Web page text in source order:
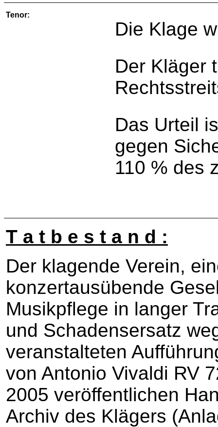
Tenor:
Die Klage
Der Kläger
Das Urteil
gegen
110 % des
T a t b e s t a n d :
Der klagende Verein,
konzertausübende
Musikpflege in langer
und Schadensersatz
veranstalteten
von Antonio Vivaldi RV
2005 veröffentlichen
Archiv des Klägers